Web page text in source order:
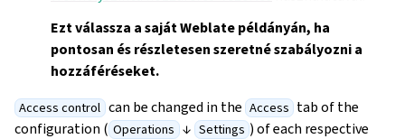
Ezt válassza a saját Weblate példányán, ha
pontosan és részletesen szeretné szabályozni a
hozzáféréseket.
Access control can be changed in the Access tab of the
configuration ( Operations ↓ Settings ) of each respective